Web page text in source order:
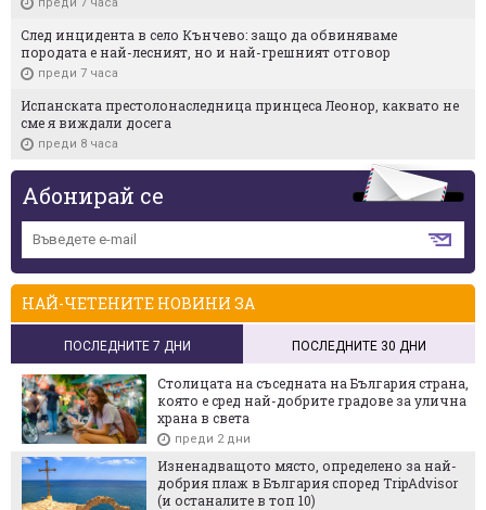
След инцидента в село Кънчево: защо да обвиняваме
породата е най-лесният, но и най-грешният отговор
преди 7 часа
Испанската престолонаследница принцеса Леонор, каквато не
сме я виждали досега
преди 8 часа
Абонирай се
НАЙ-ЧЕТЕНИТЕ НОВИНИ ЗА
ПОСЛЕДНИТЕ 7 ДНИ ПОСЛЕДНИТЕ 30 ДНИ
Столицата на съседната на България страна,
която е сред най-добрите градове за улична
храна в света
преди 2 дни
Изненадващото място, определено за най-
добрия плаж в България според TripAdvisor
(и останалите в топ 10)